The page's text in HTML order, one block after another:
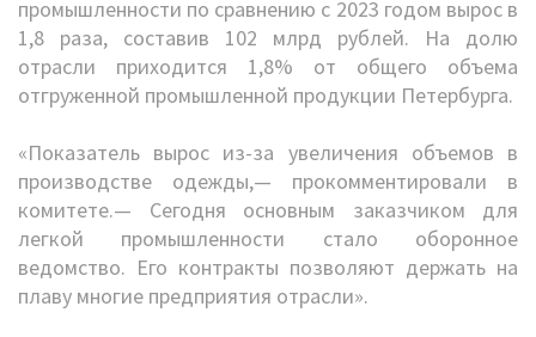
промышленности по сравнению с 2023 годом вырос в
1,8 раза, составив 102 млрд рублей. На долю
отрасли приходится 1,8% от общего объема
отгруженной промышленной продукции Петербурга.
«Показатель вырос из-за увеличения объемов в
производстве одежды,— прокомментировали в
комитете.— Сегодня основным заказчиком для
легкой промышленности стало оборонное
ведомство. Его контракты позволяют держать на
плаву многие предприятия отрасли».